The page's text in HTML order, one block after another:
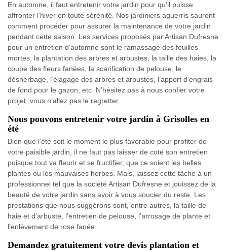
En automne, il faut entretenir votre jardin pour qu’il puisse
affronter l’hiver en toute sérénité. Nos jardiniers aguerris sauront
comment procéder pour assurer la maintenance de votre jardin
pendant cette saison. Les services proposés par Artisan Dufresne
pour un entretien d’automne sont le ramassage des feuilles
mortes, la plantation des arbres et arbustes, la taille des haies, la
coupe des fleurs fanées, la scarification de pelouse, le
désherbage, l’élagage des arbres et arbustes, l’apport d’engrais
de fond pour le gazon, etc. N’hésitez pas à nous confier votre
projet, vous n’allez pas le regretter.
Nous pouvons entretenir votre jardin à Grisolles en
été
Bien que l’été soit le moment le plus favorable pour profiter de
votre paisible jardin, il ne faut pas laisser de coté son entretien
puisque tout va fleurir et se fructifier, que ce soient les belles
plantes ou les mauvaises herbes. Mais, laissez cette tâche à un
professionnel tel que la société Artisan Dufresne et jouissez de la
beauté de votre jardin sans avoir à vous soucier du reste. Les
prestations que nous suggérons sont, entre autres, la taille de
haie et d’arbuste, l’entretien de pelouse, l’arrosage de plante et
l’enlèvement de rose fanée.
Demandez gratuitement votre devis plantation et